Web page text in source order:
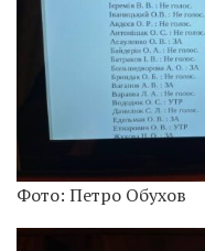
Фото: Петро Обухов